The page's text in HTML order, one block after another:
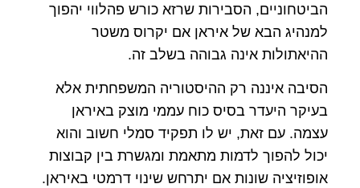
הביטחוניים, הסבירות שרזא כורש פהלווי יהפוך
למנהיג הבא של איראן אם יקרוס משטר
ההיאתולות אינה גבוהה בשלב זה.
הסיבה איננה רק ההיסטוריה המשפחתית אלא
בעיקר היעדר בסיס כוח עממי מוצק באיראן
עצמה. עם זאת, יש לו תפקיד סמלי חשוב והוא
יכול להפוך לדמות מתאמת ומגשרת בין קבוצות
אופוזיציה שונות אם יתרחש שינוי דרמטי באיראן.